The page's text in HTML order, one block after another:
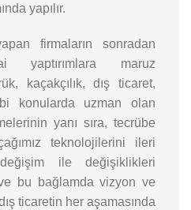
yapılır.
firmaların sonradan
yaptırımlara maruz
kaçakçılık, dış ticaret,
konularda uzman olan
yanı sıra, tecrübe
teknolojilerini ileri
ile değişiklikleri
bu bağlamda vizyon ve
ticaretin her aşamasında